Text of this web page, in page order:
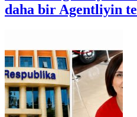
daha bir Agentliyin